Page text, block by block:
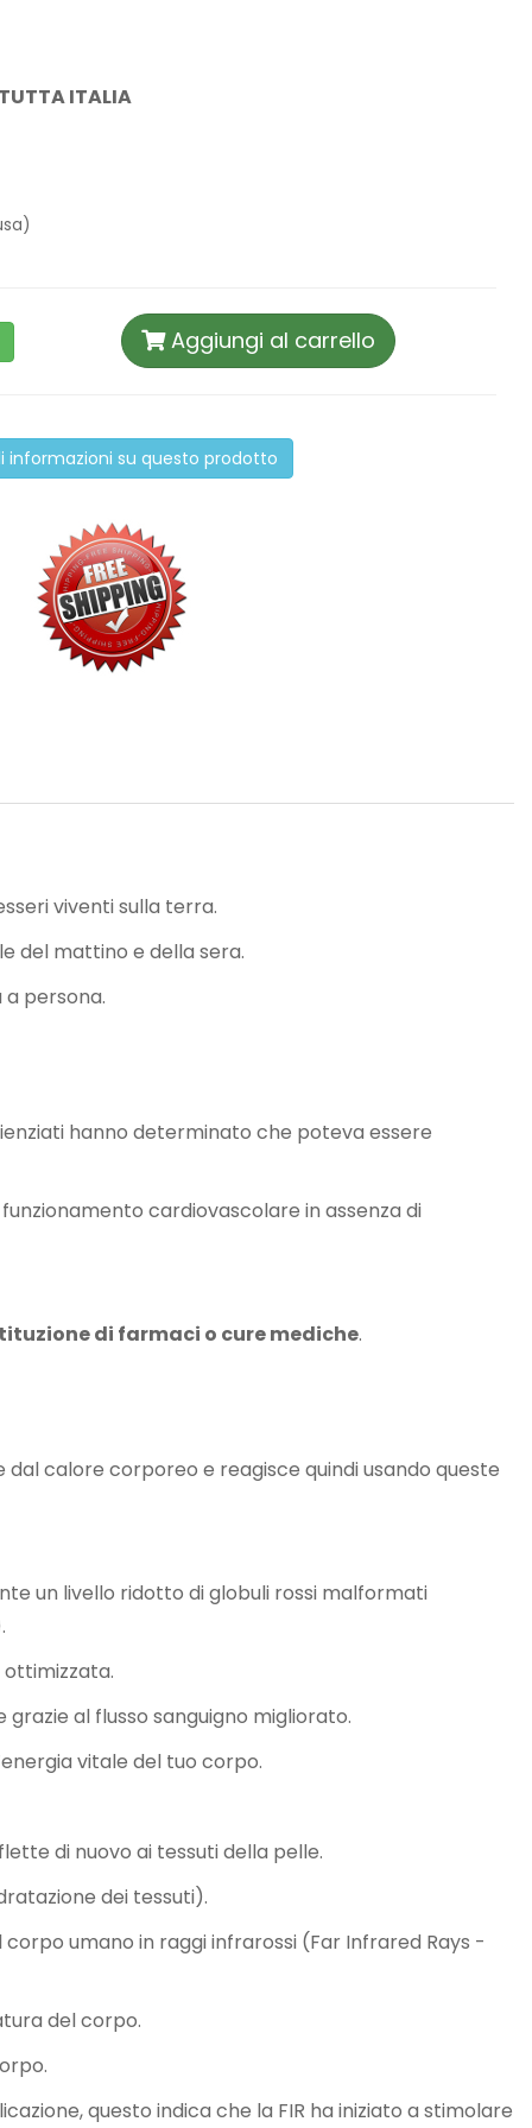
ITALIA
Aggiungi al carrello
informazioni su questo prodotto
viventi sulla terra.
del mattino e della sera.
a persona.
hanno determinato che poteva essere
cardiovascolare in assenza di
di farmaci o cure mediche.
calore corporeo e reagisce quindi usando queste
un livello ridotto di globuli rossi malformati
ottimizzata.
al flusso sanguigno migliorato.
vitale del tuo corpo.
di nuovo ai tessuti della pelle.
dei tessuti).
umano in raggi infrarossi (Far Infrared Rays -
del corpo.
questo indica che la FIR ha iniziato a stimolare